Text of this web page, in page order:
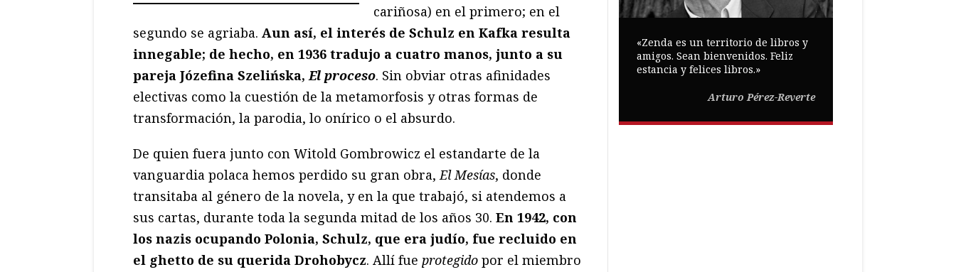
cariñosa) en el primero; en el
segundo se agriaba. Aun así, el interés de Schulz en Kafka resulta
innegable; de hecho, en 1936 tradujo a cuatro manos, junto a su
pareja Józefina Szelińska,El proceso. Sin obviar otras afinidades
electivas como la cuestión de la metamorfosis y otras formas de
transformación, la parodia, lo onírico o el absurdo.
De quien fuera junto con Witold Gombrowicz el estandarte de la
vanguardia polaca hemos perdido su gran obra,El Mesías, donde
transitaba al género de la novela, y en la que trabajó, si atendemos a
sus cartas, durante toda la segunda mitad de los años 30. En 1942, con
los nazis ocupando Polonia, Schulz, que era judío, fue recluido en
el ghetto de su querida Drohobycz. Allí fue protegido por el miembro
«Zenda es un territorio de libros y
amigos. Sean bienvenidos. Feliz
estancia y felices libros.»
Arturo Pérez-Reverte